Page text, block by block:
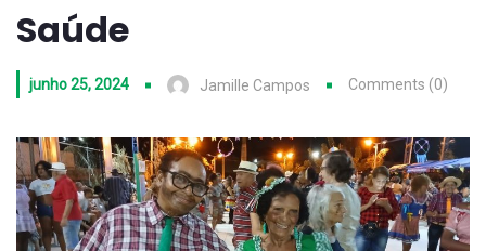
Saúde
junho 25, 2024 Jamille Campos Comments (0)